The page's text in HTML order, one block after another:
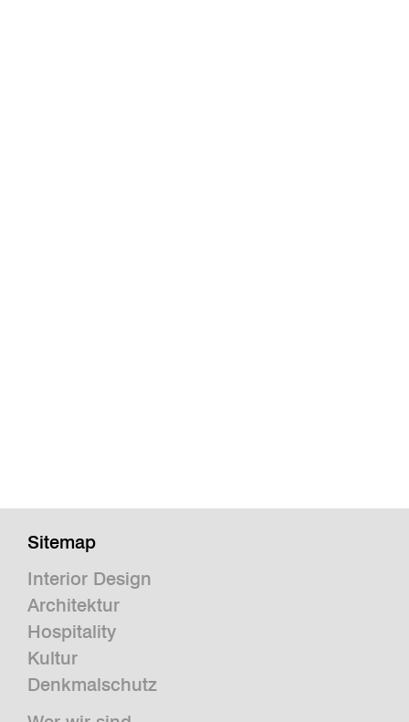
Sitemap
Interior Design
Architektur
Hospitality
Kultur
Denkmalschutz